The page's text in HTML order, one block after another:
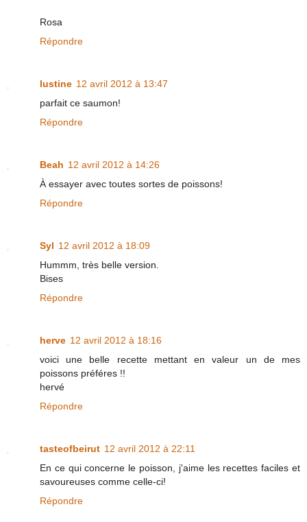
Rosa
Répondre
lustine 12 avril 2012 à 13:47
parfait ce saumon!
Répondre
Beah 12 avril 2012 à 14:26
À essayer avec toutes sortes de poissons!
Répondre
Syl 12 avril 2012 à 18:09
Hummm, très belle version.
Bises
Répondre
herve 12 avril 2012 à 18:16
voici une belle recette mettant en valeur un de mes
poissons préféres !!
hervé
Répondre
tasteofbeirut 12 avril 2012 à 22:11
En ce qui concerne le poisson, j'aime les recettes faciles et
savoureuses comme celle-ci!
Répondre